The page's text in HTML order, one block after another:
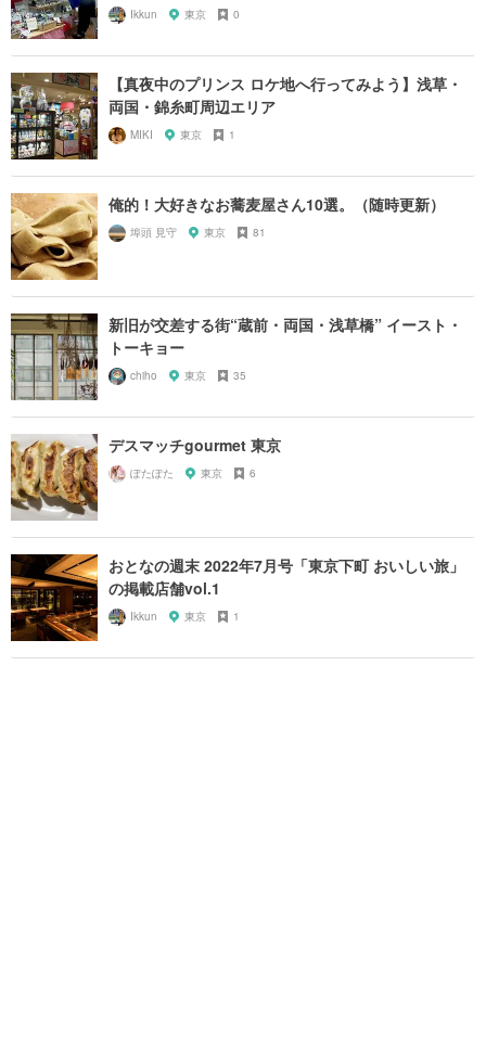
Ikkun 東京 0
【真夜中のプリンス ロケ地へ行ってみよう】浅草・
両国・錦糸町周辺エリア
MIKI 東京 1
俺的！大好きなお蕎麦屋さん10選。（随時更新）
埠頭 見守 東京 81
新旧が交差する街“蔵前・両国・浅草橋” イースト・
トーキョー
chiho 東京 35
デスマッチgourmet 東京
ぽたぽた 東京 6
おとなの週末 2022年7月号「東京下町 おいしい旅」
の掲載店舗vol.1
Ikkun 東京 1